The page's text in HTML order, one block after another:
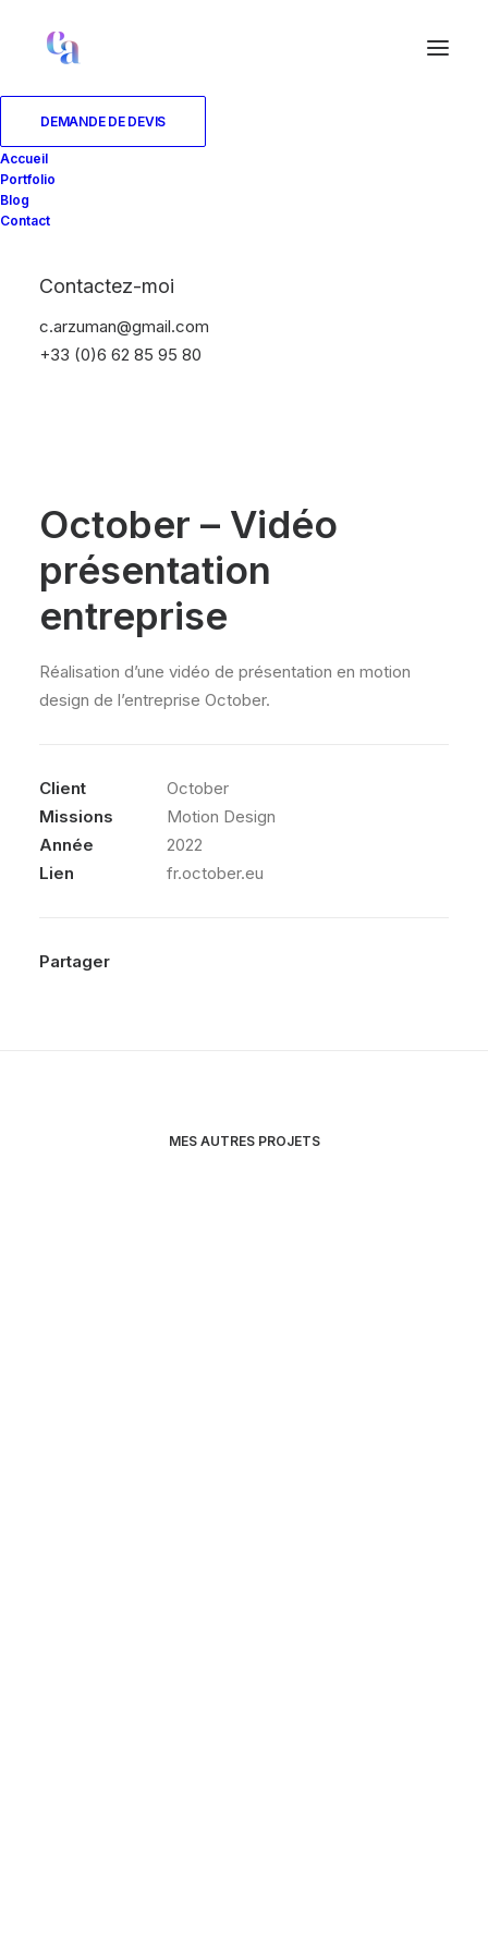
DEMANDE DE DEVIS
Accueil
Portfolio
Blog
Contact
Contactez-moi
c.arzuman@gmail.com
+33 (0)6 62 85 95 80
October – Vidéo
présentation
entreprise
Réalisation d’une vidéo de présentation en motion
design de l’entreprise October.
Client
October
Missions
Motion Design
Année
2022
Lien
fr.october.eu
Partager
MES AUTRES PROJETS